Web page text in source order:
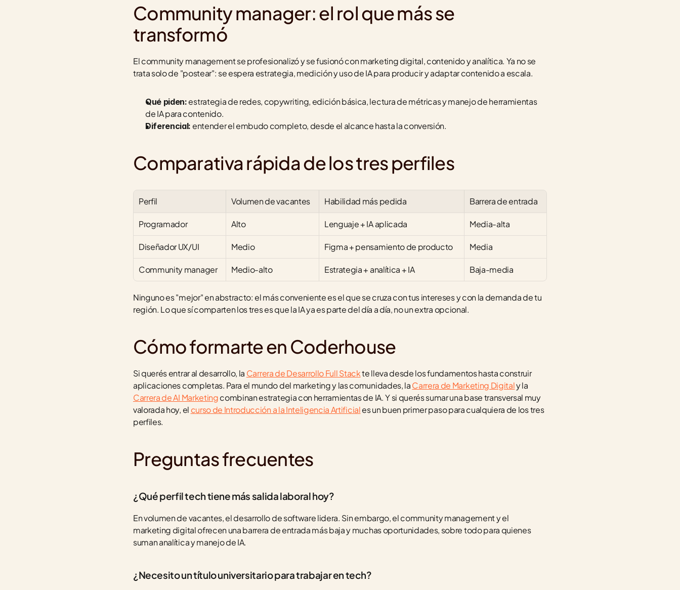
Community manager: el rol que más se
transformó
El community management se profesionalizó y se fusionó con marketing digital, contenido y analítica. Ya no se
trata solo de "postear": se espera estrategia, medición y uso de IA para producir y adaptar contenido a escala.
Qué piden: estrategia de redes, copywriting, edición básica, lectura de métricas y manejo de herramientas
de IA para contenido.
Diferencial: entender el embudo completo, desde el alcance hasta la conversión.
Comparativa rápida de los tres perfiles
Perfil Volumen de vacantes Habilidad más pedida Barrera de entrada
Programador Alto Lenguaje + IA aplicada Media-alta
Diseñador UX/UI Medio Figma + pensamiento de producto Media
Community manager Medio-alto Estrategia + analítica + IA Baja-media
Ninguno es "mejor" en abstracto: el más conveniente es el que se cruza con tus intereses y con la demanda de tu
región. Lo que sí comparten los tres es que la IA ya es parte del día a día, no un extra opcional.
Cómo formarte en Coderhouse
Si querés entrar al desarrollo, la Carrera de Desarrollo Full Stack te lleva desde los fundamentos hasta construir
aplicaciones completas. Para el mundo del marketing y las comunidades, la Carrera de Marketing Digital
Carrera de AI Marketing combinan estrategia con herramientas de IA. Y si querés sumar una base transversal muy
valorada hoy, el curso de Introducción a la Inteligencia Artificial es un buen primer paso para cualquiera de los tres
perfiles.
Preguntas frecuentes
¿Qué perfil tech tiene más salida laboral hoy?
En volumen de vacantes, el desarrollo de software lidera. Sin embargo, el community management y el
marketing digital ofrecen una barrera de entrada más baja y muchas oportunidades, sobre todo para quienes
suman analítica y manejo de IA.
¿Necesito un título universitario para trabajar en tech?